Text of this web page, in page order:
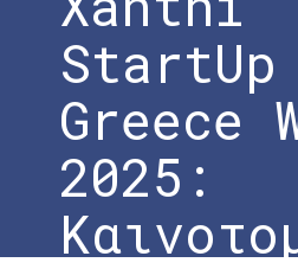
StartUp
Greece
2025: